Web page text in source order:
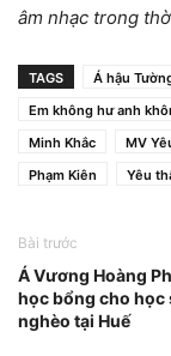
âm nhạc trong
TAGS Á hậu
Em không hư anh
Minh Khắc
MV
Phạm Kiên
Yêu
Bài trước
Á Vương Hoàng
học bổng cho học
nghèo tại Huế